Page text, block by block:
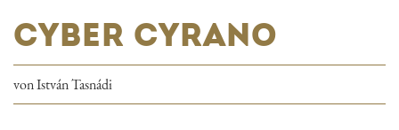
CYBER CYRANO
von István Tasnádi